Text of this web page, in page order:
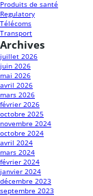
Produits de santé
Regulatory
Télécoms
Transport
Archives
juillet 2026
juin 2026
mai 2026
avril 2026
mars 2026
février 2026
octobre 2025
novembre 2024
octobre 2024
avril 2024
mars 2024
février 2024
janvier 2024
décembre 2023
septembre 2023